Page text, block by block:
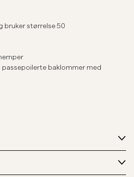
bruker størrelse 50
passepoilerte baklommer med